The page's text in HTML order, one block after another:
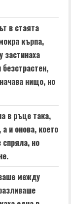
в стаята
кърпа,
застинаха
нищо, но
в ръце така,
и онова, което
но
между